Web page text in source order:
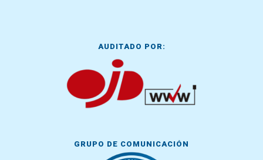
AUDITADO POR:
GRUPO DE COMUNICACIÓN